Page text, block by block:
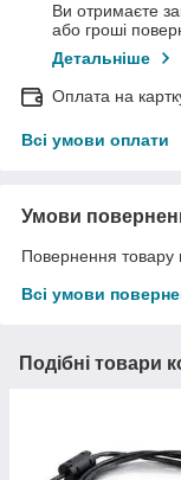
Ви отримаєте
або гроші
Детальніше
Оплата на
Всі умови оплати
Умови
Повернення товару
Всі умови
Подібні товари